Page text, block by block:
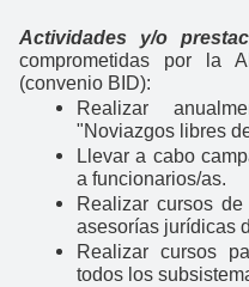
Actividades y/o
comprometidas por la
(convenio BID):
Realizar
"Noviazgos libres
Llevar a cabo
a funcionarios/as.
Realizar cursos
asesorías jurídicas
Realizar cursos
todos los